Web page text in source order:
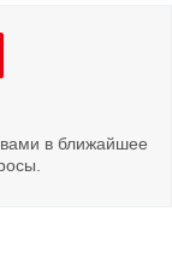
в ближайшее